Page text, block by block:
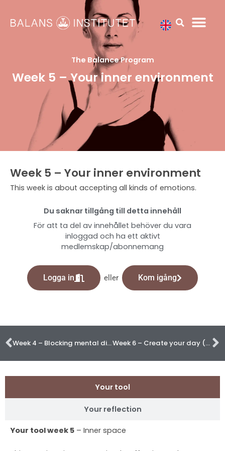
innehåll
The Balance Program
Week 5 – Your inner environment
Week 5 – Your inner environment
This week is about accepting all kinds of emotions.
Du saknar tillgång till detta innehåll
För att ta del av innehållet behöver du vara
inloggad och ha ett aktivt
medlemskap/abonnemang
Logga in eller Kom igång
Föregående Week 4 – Blocking mental distractions Week 6 – Create your day (before others do)
Your tool
Your reflection
Your tool week 5 – Inner space